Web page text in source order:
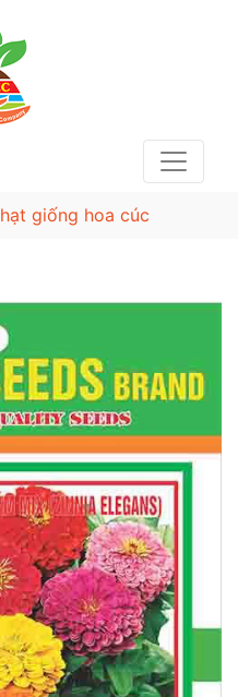
hạt giống hoa cúc